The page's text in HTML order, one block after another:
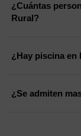
¿Cuántas
Rural?
¿Hay piscina en
¿Se admiten